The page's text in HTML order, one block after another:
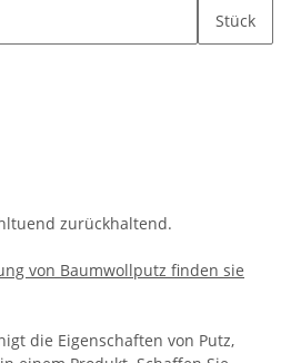
Stück
zurückhaltend.
von Baumwollputz finden sie
die Eigenschaften von Putz,